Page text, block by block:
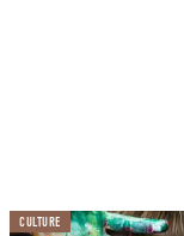
CULTURE